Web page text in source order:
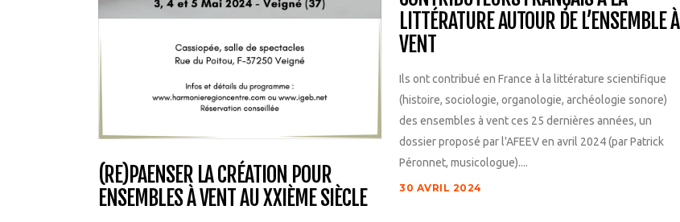
(RE)PAENSER LA CRÉATION POUR
ENSEMBLES À VENT AU XXIÈME SIÈCLE
LITTÉRATURE AUTOUR DE L’ENSEMBLE À
VENT
Ils ont contribué en France à la littérature scientifique
(histoire, sociologie, organologie, archéologie sonore)
des ensembles à vent ces 25 dernières années, un
dossier proposé par l'AFEEV en avril 2024 (par Patrick
Péronnet, musicologue)....
30 AVRIL 2024